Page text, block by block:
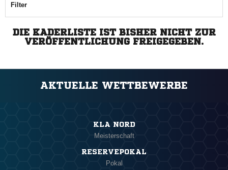
Filter
DIE KADERLISTE IST BISHER NICHT ZUR
VERÖFFENTLICHUNG FREIGEGEBEN.
AKTUELLE WETTBEWERBE
KLA NORD
Meisterschaft
RESERVEPOKAL
Pokal